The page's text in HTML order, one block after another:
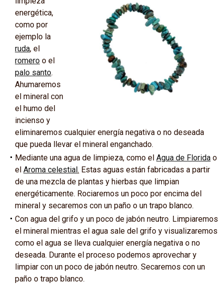
energética,
como por
ejemplo la
ruda, el
romero o el
palo santo.
Ahumaremos
el mineral con
el humo del
incienso y
eliminaremos cualquier energía negativa o no deseada
que pueda llevar el mineral enganchado.
Mediante una agua de limpieza, como el Agua de Florida o
el Aroma celestial. Estas aguas están fabricadas a partir
de una mezcla de plantas y hierbas que limpian
energéticamente. Rociaremos un poco por encima del
mineral y secaremos con un paño o un trapo blanco.
Con agua del grifo y un poco de jabón neutro. Limpiaremos
el mineral mientras el agua sale del grifo y visualizaremos
como el agua se lleva cualquier energía negativa o no
deseada. Durante el proceso podemos aprovechar y
limpiar con un poco de jabón neutro. Secaremos con un
paño o trapo blanco.